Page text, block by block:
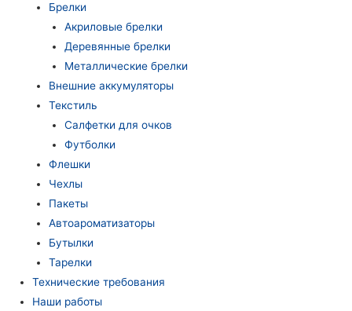
Брелки
Акриловые брелки
Деревянные брелки
Металлические брелки
Внешние аккумуляторы
Текстиль
Салфетки для очков
Футболки
Флешки
Чехлы
Пакеты
Автоароматизаторы
Бутылки
Тарелки
Технические требования
Наши работы